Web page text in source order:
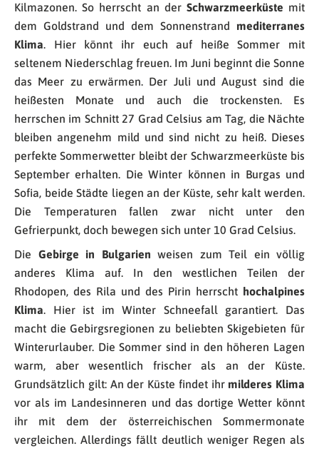
Kilmazonen. So herrscht an der Schwarzmeerküste mit
dem Goldstrand und dem Sonnenstrand
mediterranes
Klima. Hier könnt ihr euch auf heiße Sommer mit
seltenem Niederschlag freuen. Im Juni beginnt die Sonne
das Meer zu erwärmen. Der Juli und August sind die
heißesten Monate und auch die trockensten. Es
herrschen im Schnitt 27 Grad Celsius am Tag, die Nächte
bleiben angenehm mild und sind nicht zu heiß. Dieses
perfekte Sommerwetter bleibt der Schwarzmeerküste bis
September erhalten. Die Winter können in Burgas und
Sofia, beide Städte liegen an der Küste, sehr kalt werden.
Die Temperaturen fallen zwar nicht unter den
Gefrierpunkt, doch bewegen sich unter 10 Grad Celsius.
Die Gebirge in Bulgarien weisen zum Teil ein völlig
anderes Klima auf. In den westlichen Teilen der
Rhodopen, des Rila und des Pirin herrscht hochalpines
Klima. Hier ist im Winter Schneefall garantiert. Das
macht die Gebirgsregionen zu beliebten Skigebieten für
Winterurlauber. Die Sommer sind in den höheren Lagen
warm, aber wesentlich frischer als an der Küste.
Grundsätzlich gilt: An der Küste findet ihrmilderes Klima
vor als im Landesinneren und das dortige Wetter könnt
ihr mit dem der österreichischen Sommermonate
vergleichen. Allerdings fällt deutlich weniger Regen als